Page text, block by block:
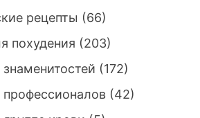
рецепты (66)
похудения (203)
(172)
(42)